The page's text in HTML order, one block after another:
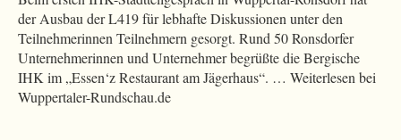
der Ausbau der L419 für lebhafte Diskussionen unter den
Teilnehmerinnen Teilnehmern gesorgt. Rund 50 Ronsdorfer
Unternehmerinnen und Unternehmer begrüßte die Bergische
IHK im „Essen‘z Restaurant am Jägerhaus“. … Weiterlesen bei
Wuppertaler-Rundschau.de